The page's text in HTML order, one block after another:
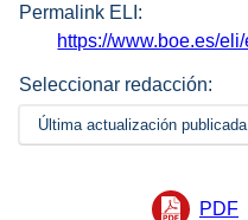
Permalink ELI:
https://www.boe.es/
Seleccionar redacción:
Última actualización
PDF